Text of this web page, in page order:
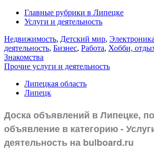
Главные рубрики в Липецке
Услуги и деятельность
Недвижимость, Детский мир, Электроника
деятельность, Бизнес, Работа, Хобби,
Знакомства
Прочие услуги и деятельность
Липецкая область
Липецк
Доска объявлений в Липецке,
объявление в категорию -
деятельность на bulboard.ru